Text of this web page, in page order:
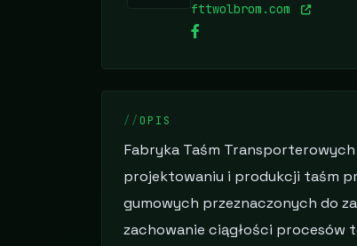
fttwolbrom.com
OPIS
Fabryka Taśm Transporterowych
projektowaniu i produkcji taśm
gumowych przeznaczonych do
zachowanie ciągłości procesów